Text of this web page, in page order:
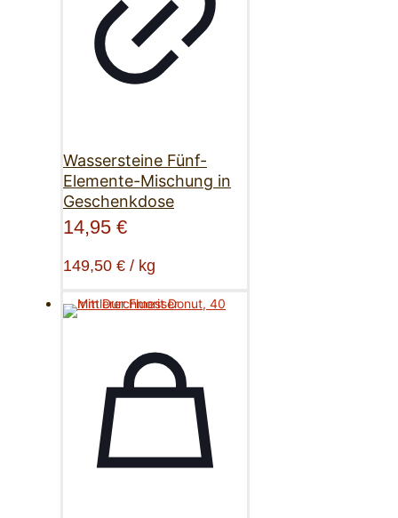
Wassersteine Fünf-
Elemente-Mischung in
Geschenkdose
14,95 €
149,50 € / kg